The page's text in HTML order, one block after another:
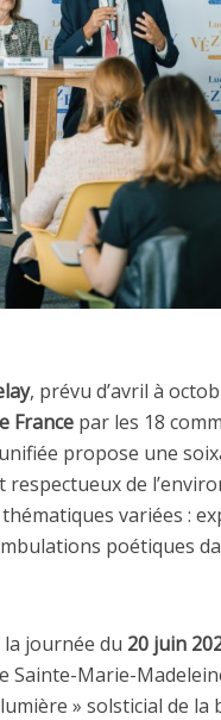
, prévu d’avril à
France par les 18
propose une
de
variées :
poétiques
journée du 20 juin
Sainte-Marie-
» solsticial de